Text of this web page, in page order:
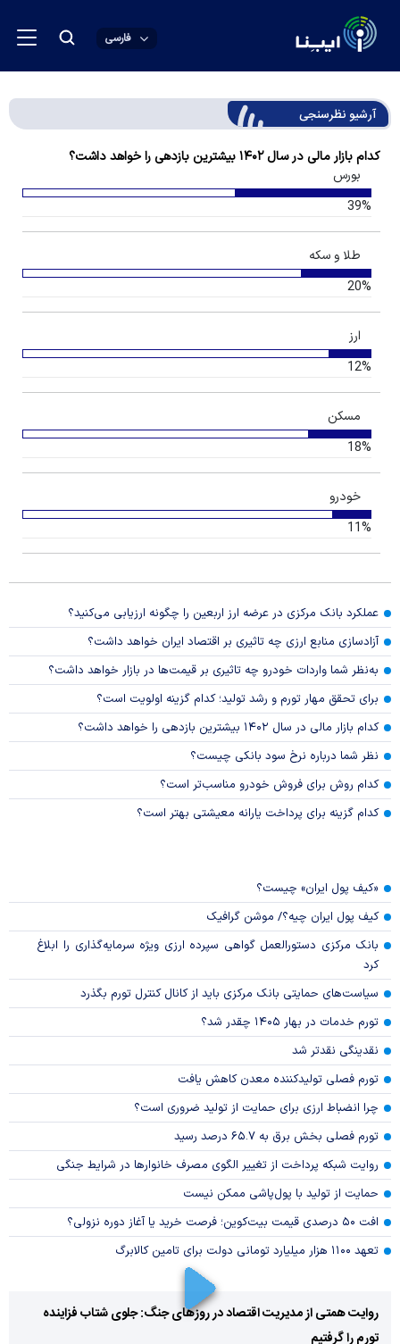
فارسی
آرشیو نظرسنجی
کدام بازار مالی در سال ۱۴۰۲ بیشترین بازدهی را خواهد داشت؟
بورس
39%
طلا و سکه
20%
ارز
12%
مسکن
18%
خودرو
11%
عملکرد بانک مرکزی در عرضه ارز اربعین را چگونه ارزیابی می‌کنید؟
آزادسازی منابع ارزی چه تاثیری بر اقتصاد ایران خواهد داشت؟
به‌نظر شما واردات خودرو چه تاثیری بر قیمت‌ها در بازار خواهد داشت؟
برای تحقق مهار تورم و رشد تولید؛ کدام گزینه اولویت است؟
کدام بازار مالی در سال ۱۴۰۲ بیشترین بازدهی را خواهد داشت؟
نظر شما درباره نرخ سود بانکی چیست؟
کدام روش برای فروش خودرو مناسب‌تر است؟
کدام گزینه برای پرداخت یارانه معیشتی بهتر است؟
«کیف پول ایران» چیست؟
کیف پول ایران چیه؟/ موشن گرافیک
بانک مرکزی دستورالعمل گواهی سپرده ارزی ویژه سرمایه‌گذاری را ابلاغ
کرد
سیاست‌های حمایتی بانک مرکزی باید از کانال کنترل تورم بگذرد
تورم خدمات در بهار ۱۴۰۵ چقدر شد؟
نقدینگی نقدتر شد
تورم فصلی تولیدکننده معدن کاهش یافت
چرا انضباط ارزی برای حمایت از تولید ضروری است؟
تورم فصلی بخش برق به ۶۵.۷ درصد رسید
روایت شبکه پرداخت از تغییر الگوی مصرف خانوار‌ها در شرایط جنگی
حمایت از تولید با پول‌پاشی ممکن نیست
افت ۵۰ درصدی قیمت بیت‌کوین؛ فرصت خرید یا آغاز دوره نزولی؟
تعهد ۱۱۰۰ هزار میلیارد تومانی دولت برای تامین کالابرگ
روایت همتی از مدیریت اقتصاد در روزهای جنگ: جلوی شتاب فزاینده
تورم را گرفتیم